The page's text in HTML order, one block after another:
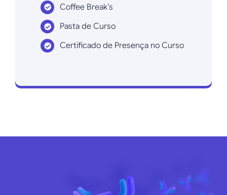
Coffee Break’s
Pasta de Curso
Certificado de Presença no Curso